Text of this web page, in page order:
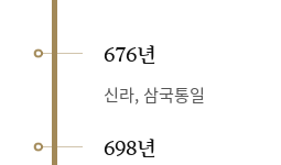
676년
신라, 삼국통일
698년